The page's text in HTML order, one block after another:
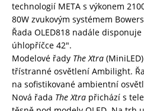
technologií META s výkonem
80W zvukovým systémem
Řada OLED818 nadále disponuje
úhlopříčce 42″.
Modelové řady The Xtra
třístranné osvětlení Ambilight.
na sofistikované ambientní
Nová řada The Xtra přichází s